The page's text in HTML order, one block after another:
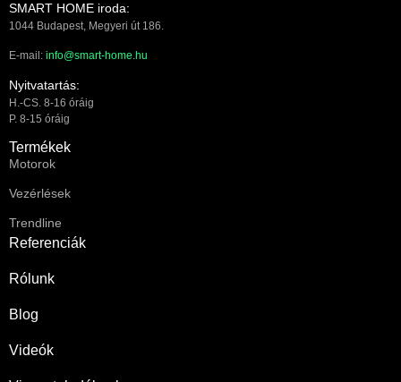
SMART HOME iroda:
1044 Budapest, Megyeri út 186.
E-mail: info@smart-home.hu
Nyitvatartás:
H.-CS. 8-16 óráig
P. 8-15 óráig
Termékek
Motorok
Vezérlések
Trendline
Referenciák
Rólunk
Blog
Videók